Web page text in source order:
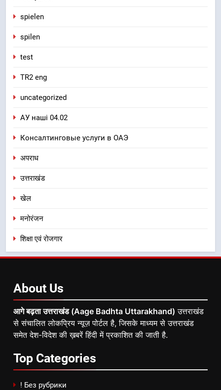
spielen
spilen
test
TR2 eng
uncategorized
АУ наші 04.02
Консалтинговые услуги в ОАЭ
अपराध
उत्तराखंड
खेल
मनोरंजन
शिक्षा एवं रोजगार
About Us
आगे बढ़ता उत्तराखंड (Aage Badhta Uttarakhand) उत्तराखंड
से संचालित लोकप्रिय न्यूज़ पोर्टल है, जिसके माध्यम से उत्तराखंड
समेत देश-विदेश की ख़बरें हिंदी में प्रकाशित की जाती है.
Top Categories
! Без рубрики